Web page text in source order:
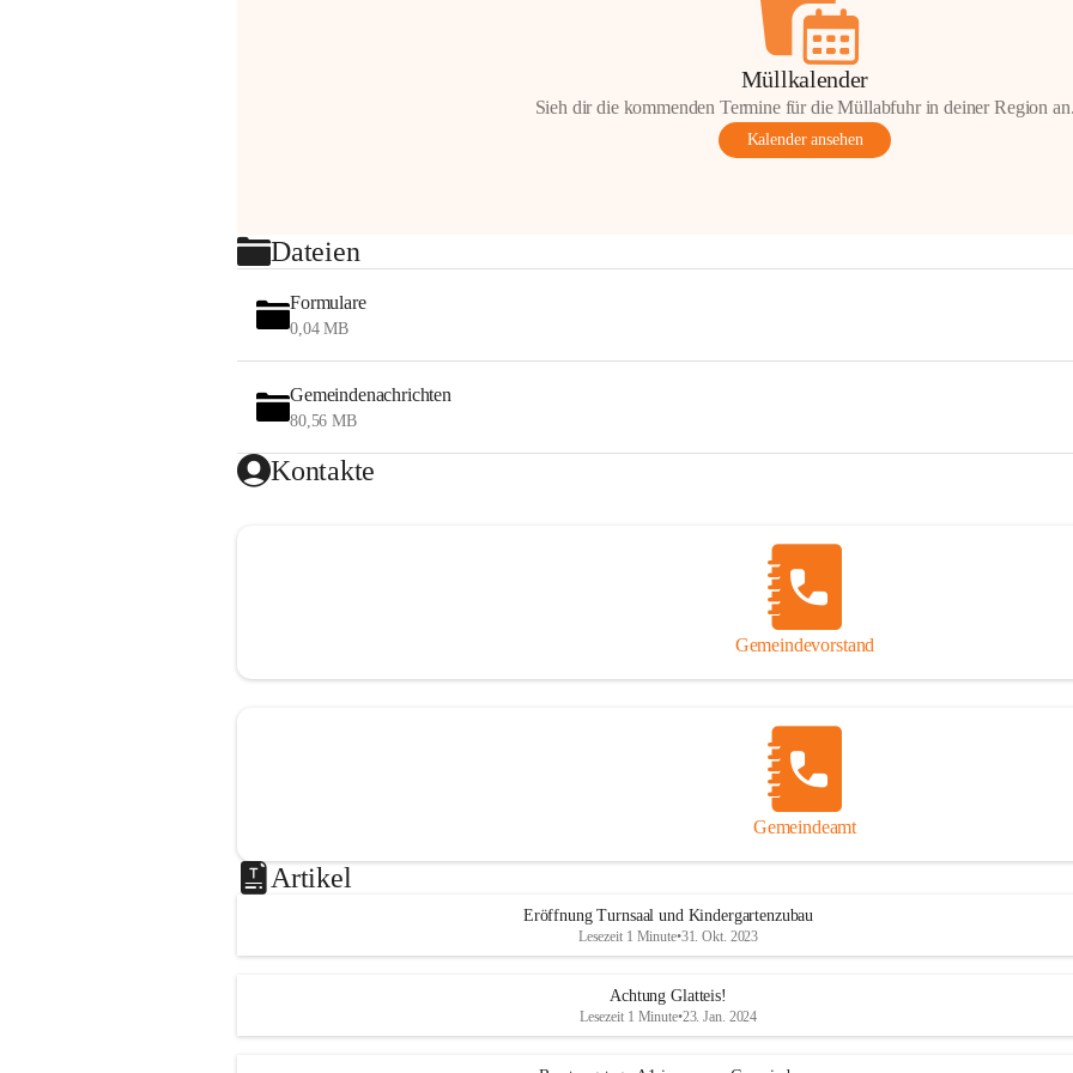
Müllkalender
Sieh dir die kommenden Termine für die Müllabfuhr in deiner Region
Kalender ansehen
Dateien
Formulare
0,04 MB
Gemeindenachrichten
80,56 MB
Kontakte
Gemeindevorstand
Gemeindeamt
Artikel
Eröffnung Turnsaal und Kindergartenzubau
Lesezeit 1 Minute•31. Okt. 2023
Achtung Glatteis!
Lesezeit 1 Minute•23. Jan. 2024